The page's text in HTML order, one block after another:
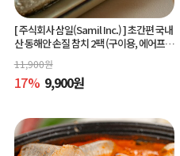
[ 주식회사 삼일(Samil Inc.) ]초간편 국내
산 동해안 손질 참치 2팩 (구이용, 에어프라
이어 간편조리)
11,900원
17% 9,900원